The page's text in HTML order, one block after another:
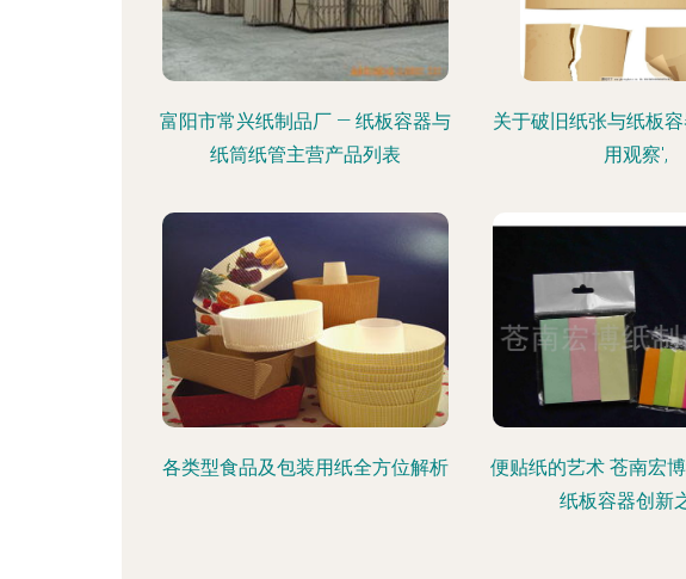
富阳市常兴纸制品厂 — 纸板容器与
纸筒纸管主营产品列表
关于破旧纸张与纸板
用观察',
各类型食品及包装用纸全方位解析
便贴纸的艺术 苍南宏
纸板容器创新